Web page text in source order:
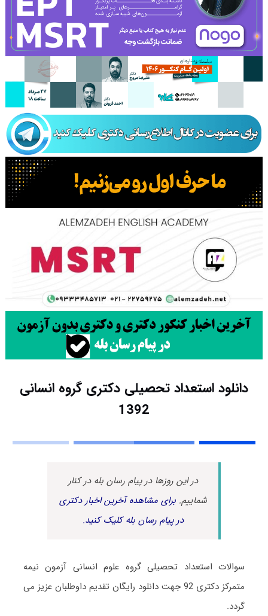
دانلود استعداد تحصیلی دکتری گروه انسانی
1392
در این روزها در پیام رسان بله در کنار
شماییم.برای مشاهده آخرین اخبار دکتری
در پیام رسان بله کلیک کنید.
سوالات استعداد تحصیلی گروه علوم انسانی آزمون نیمه
متمرکز دکتری 92 جهت دانلود رایگان تقدیم داوطلبان عزیز می
گردد.